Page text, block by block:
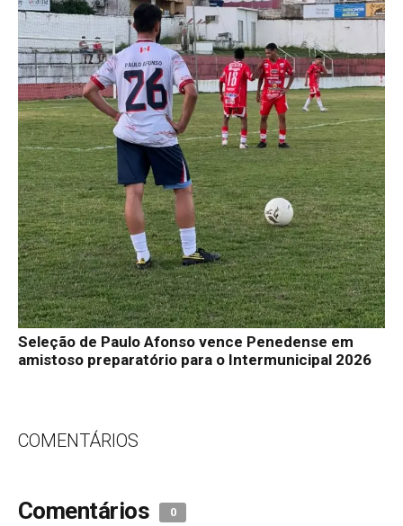
Seleção de Paulo Afonso vence Penedense em
amistoso preparatório para o Intermunicipal 2026
COMENTÁRIOS
Comentários 0